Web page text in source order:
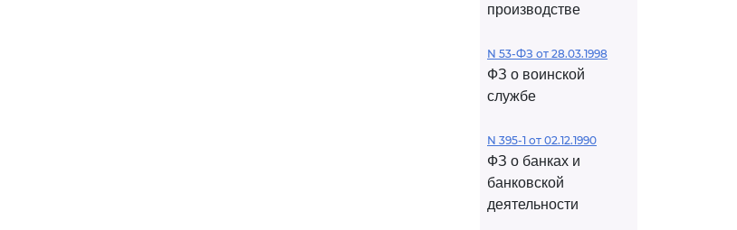
производстве
N 53-ФЗ от 28.03.1998
ФЗ о воинской
службе
N 395-1 от 02.12.1990
ФЗ о банках и
банковской
деятельности